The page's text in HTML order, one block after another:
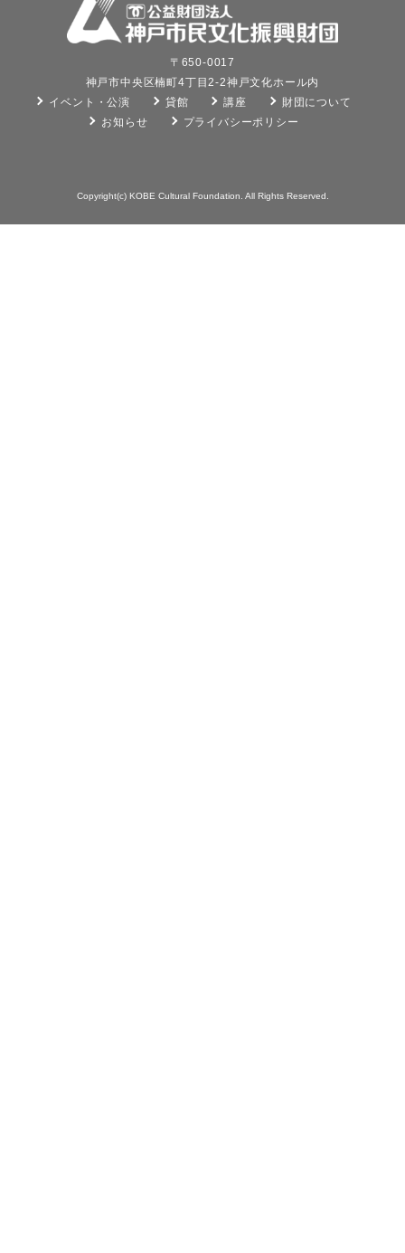
〒650-0017
神戸市中央区楠町4丁目2-2神戸文化ホール内
イベント・公演
貸館 講座
財団について
お知らせ
プライバシーポリシー
Copyright(c) KOBE Cultural Foundation. All Rights Reserved.